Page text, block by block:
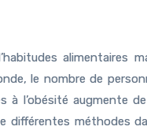
alimentaires
le nombre de
à l’obésité augmente
différentes méthodes